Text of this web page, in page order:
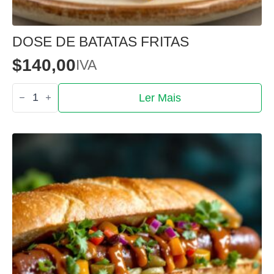
DOSE DE BATATAS FRITAS
$140,00IVA
Quantidade
de
Dose
batatas
Ler Mais